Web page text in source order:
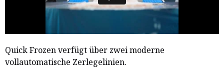
Quick Frozen verfügt über zwei moderne
vollautomatische Zerlegelinien.